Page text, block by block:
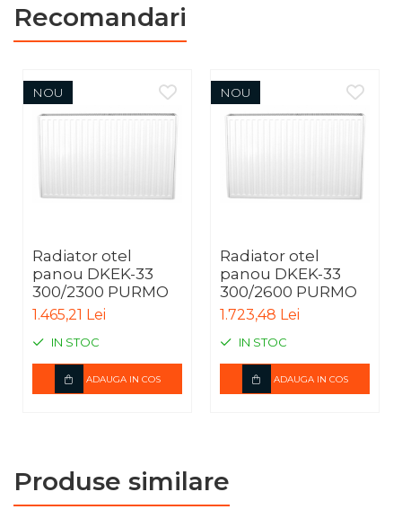
Recomandari
NOU
Radiator otel
panou DKEK-33
300/2300 PURMO
1.465,21 Lei
IN STOC
ADAUGA IN COS
NOU
Radiator otel
panou DKEK-33
300/2600 PURMO
1.723,48 Lei
IN STOC
ADAUGA IN COS
Produse similare